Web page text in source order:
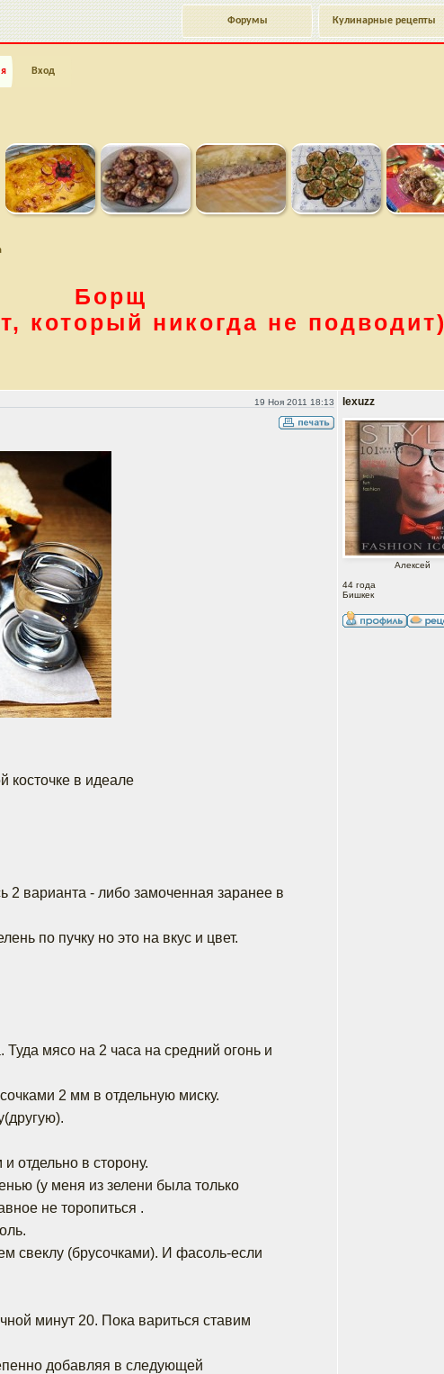
Кулинарные рецепты
Форумы
Вход
Борщ
который никогда не подводит)
19 Ноя 2011 18:13 lexuzz
Алексей
44 года
Бишкек
косточке в идеале
2 варианта - либо замоченная заранее в
по пучку но это на вкус и цвет.
мясо на 2 часа на средний огонь и
2 мм в отдельную миску.
отдельно в сторону.
(у меня из зелени была только
не торопиться .
свеклу (брусочками). И фасоль-если
минут 20. Пока вариться ставим
добавляя в следующей